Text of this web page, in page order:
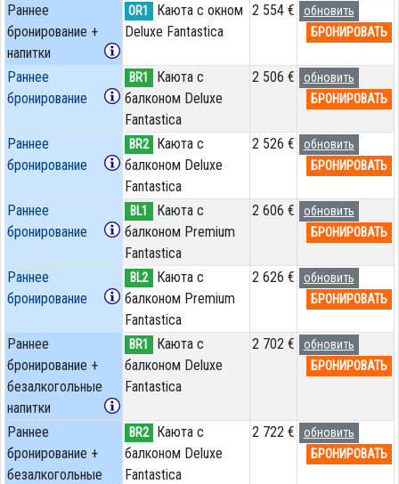
Раннее
бронирование +
напитки
OR1
Каюта с окном
Deluxe Fantastica
2 554 €
обновить
БРОНИРОВАТЬ
Раннее
бронирование
BR1
Каюта с
балконом Deluxe
Fantastica
2 506 €
обновить
БРОНИРОВАТЬ
Раннее
бронирование
BR2
Каюта с
балконом Deluxe
Fantastica
2 526 €
обновить
БРОНИРОВАТЬ
Раннее
бронирование
BL1
Каюта с
балконом Premium
Fantastica
2 606 €
обновить
БРОНИРОВАТЬ
Раннее
бронирование
BL2
Каюта с
балконом Premium
Fantastica
2 626 €
обновить
БРОНИРОВАТЬ
Раннее
бронирование +
безалкогольные
напитки
BR1
Каюта с
балконом Deluxe
Fantastica
2 702 €
обновить
БРОНИРОВАТЬ
Раннее
бронирование +
безалкогольные
BR2
Каюта с
балконом Deluxe
Fantastica
2 722 €
обновить
БРОНИРОВАТЬ